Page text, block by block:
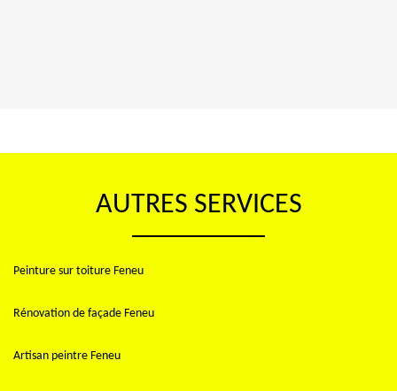
AUTRES SERVICES
Peinture sur toiture Feneu
Rénovation de façade Feneu
Artisan peintre Feneu